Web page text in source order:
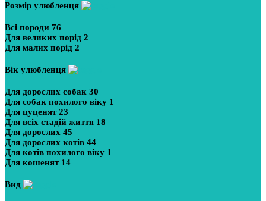
Розмір улюбленця
Всі породи 76
Для великих порід 2
Для малих порід 2
Вік улюбленця
Для дорослих собак 30
Для собак похилого віку 1
Для цуценят23
Для всіх стадій життя 18
Для дорослих 45
Для дорослих котів 44
Для котів похилого віку 1
Для кошенят 14
Вид